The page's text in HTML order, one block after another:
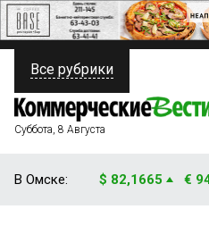
ПОЛИТИКА
ФИНАНСЫ
Все рубрики
Суббота, 8 Августа
В Омске: $ 82,1665 €